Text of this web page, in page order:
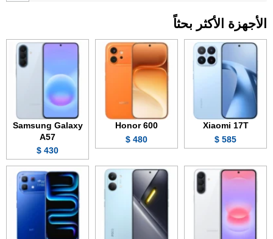
الأجهزة الأكثر بحثاً
Xiaomi 17T
585 $
Honor 600
480 $
Samsung Galaxy
A57
430 $